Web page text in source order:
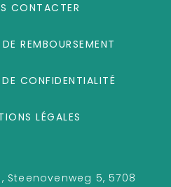
CONTACTER
REMBOURSEMENT
CONFIDENTIALITÉ
LÉGALES
Steenovenweg 5, 5708